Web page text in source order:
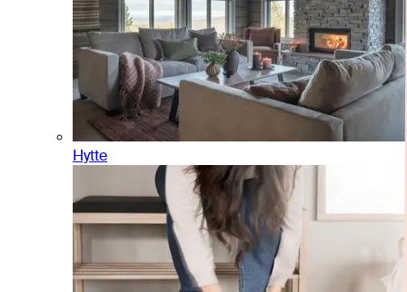
Hytte